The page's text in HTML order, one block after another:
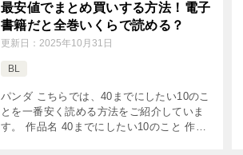
最安値でまとめ買いする方法！電子
書籍だと全巻いくらで読める？
更新日： 2025年10月31日
BL
パンダ こちらでは、40までにしたい10のこ
とを一番安く読める方法をご紹介していま
す。 作品名 40までにしたい10のこと 作者